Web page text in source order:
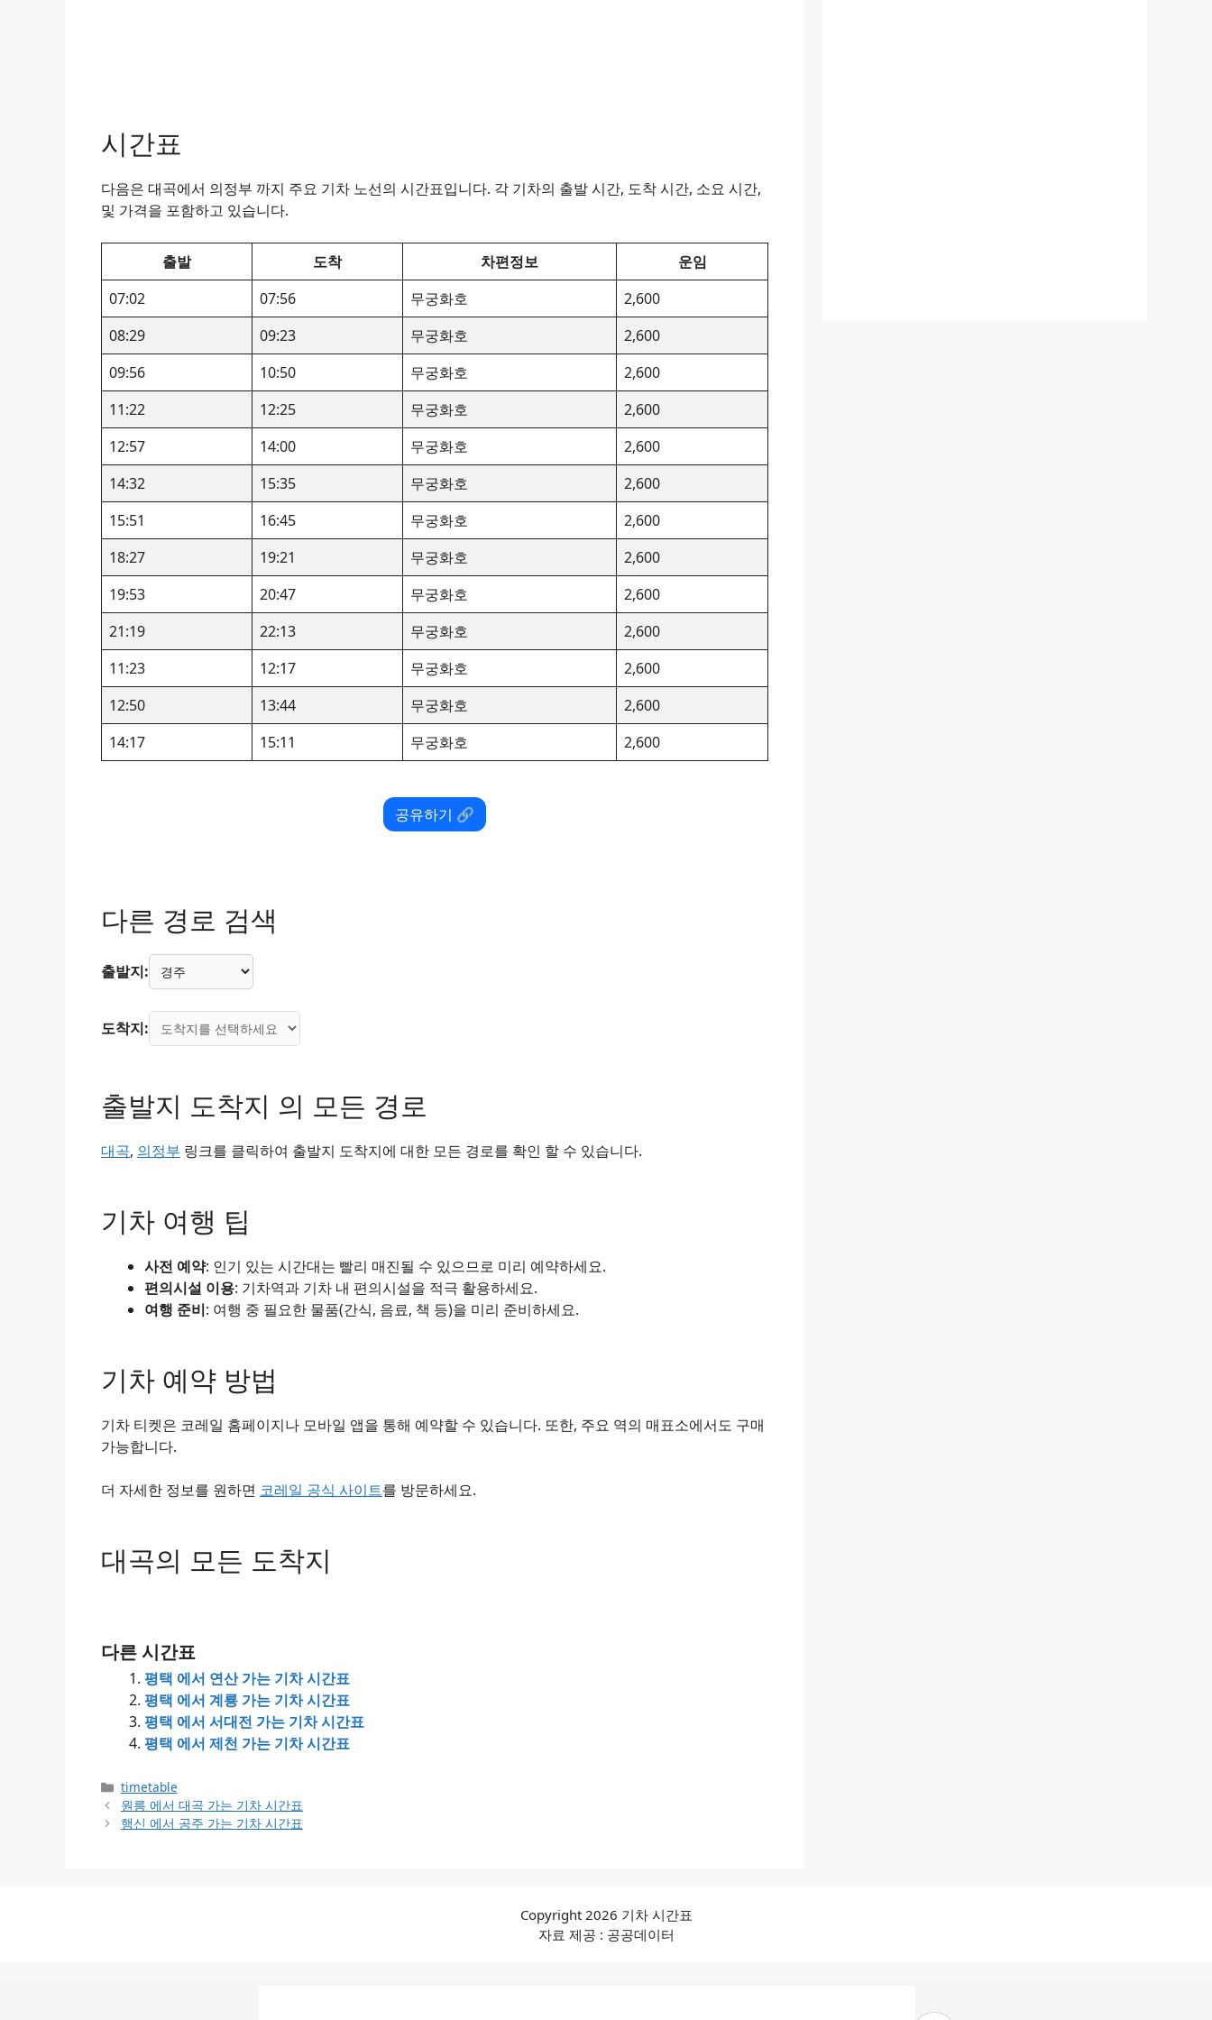
시간표
다음은 대곡에서 의정부 까지 주요 기차 노선의 시간표입니다. 각 기차의 출발 시간, 도착 시간, 소요 시간,
및 가격을 포함하고 있습니다.
출발 도착 차편정보
운임
07:02
07:56 무궁화호
2,600
08:29
09:23 무궁화호
2,600
09:56
10:50 무궁화호
2,600
11:22
12:25 무궁화호
2,600
12:57
14:00 무궁화호
2,600
14:32
15:35 무궁화호
2,600
15:51
16:45 무궁화호
2,600
18:27
19:21 무궁화호
2,600
19:53
20:47 무궁화호
2,600
21:19
22:13 무궁화호
2,600
11:23
12:17 무궁화호
2,600
12:50
13:44 무궁화호
2,600
14:17
15:11 무궁화호 2,600
공유하기 🔗
다른 경로 검색
출발지:
도착지:
출발지 도착지 의 모든 경로
대곡, 의정부 링크를 클릭하여 출발지 도착지에 대한 모든 경로를 확인 할 수 있습니다.
기차 여행 팁
사전 예약: 인기 있는 시간대는 빨리 매진될 수 있으므로 미리 예약하세요.
편의시설 이용: 기차역과 기차 내 편의시설을 적극 활용하세요.
여행 준비: 여행 중 필요한 물품(간식, 음료, 책 등)을 미리 준비하세요.
기차 예약 방법
기차 티켓은 코레일 홈페이지나 모바일 앱을 통해 예약할 수 있습니다. 또한, 주요 역의 매표소에서도 구매
가능합니다.
더 자세한 정보를 원하면 코레일 공식 사이트를 방문하세요.
대곡의 모든 도착지
다른 시간표
평택 에서 연산 가는 기차 시간표
평택 에서 계룡 가는 기차 시간표
평택 에서 서대전 가는 기차 시간표
평택 에서 제천 가는 기차 시간표
Categories
timetable
원릉 에서 대곡 가는 기차 시간표
행신 에서 공주 가는 기차 시간표
Copyright 2026 기차 시간표
자료 제공 : 공공데이터